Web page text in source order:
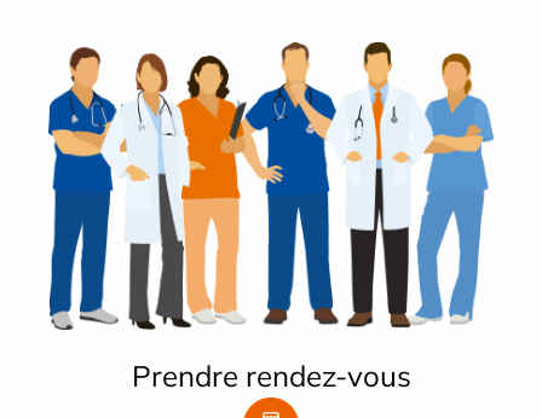
Prendre rendez-vous